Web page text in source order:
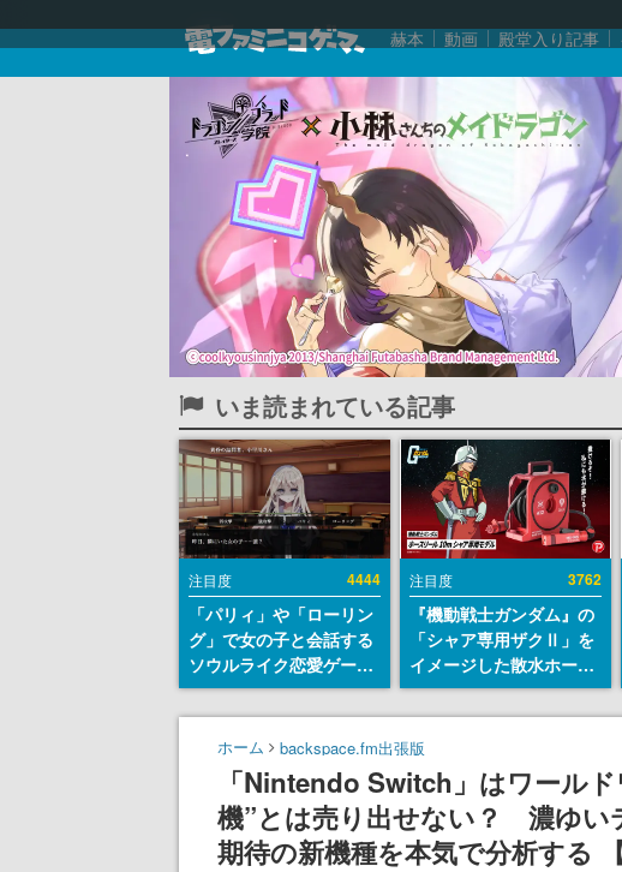
赫本 動画 殿堂入り記事
いま読まれている記事
注目度 4444
「パリィ」や「ローリン
グ」で女の子と会話する
ソウルライク恋愛ゲーム
『小早川さんはソウルラ
イク』無料公開。返事に
失敗すると「YOU
DIED」
注目度 3762
『機動戦士ガンダム』の
「シャア専用ザクⅡ」を
イメージした散水ホース
リールが予約開始。本体
にはシャアのパーソナル
マークやジオン公国軍の
どを配置
ホーム backspace.fm出張版
「Nintendo Switch」はワール
機”とは売り出せない？ 濃ゆい
期待の新機種を本気で分析する